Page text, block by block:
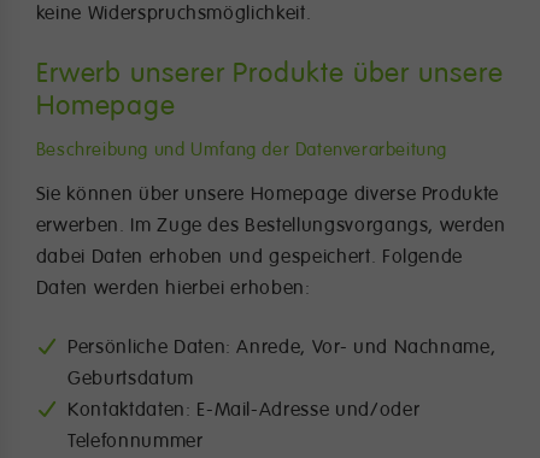
keine Widerspruchsmöglichkeit.
Erwerb unserer Produkte über unsere
Homepage
Beschreibung und Umfang der Datenverarbeitung
Sie können über unsere Homepage diverse Produkte
erwerben. Im Zuge des Bestellungsvorgangs, werden
dabei Daten erhoben und gespeichert. Folgende
Daten werden hierbei erhoben:
Persönliche Daten: Anrede, Vor- und Nachname,
Geburtsdatum
Kontaktdaten: E-Mail-Adresse und/oder
Telefonnummer